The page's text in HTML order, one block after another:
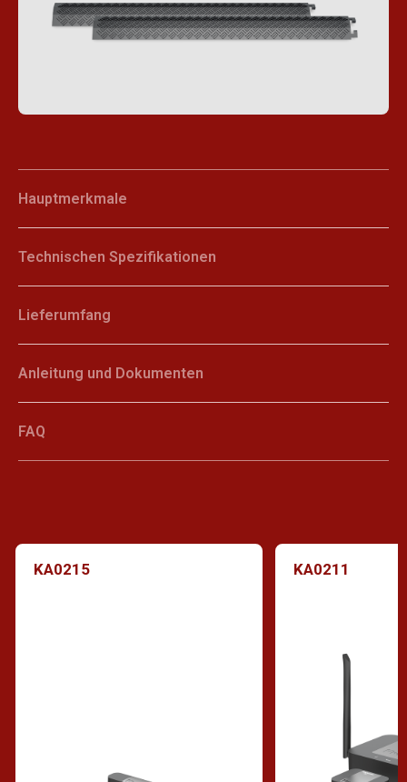
Hauptmerkmale
Technischen Spezifikationen
Lieferumfang
Anleitung und Dokumenten
FAQ
KA0215 KA0211